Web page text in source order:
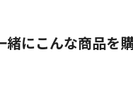
にこんな商品を購